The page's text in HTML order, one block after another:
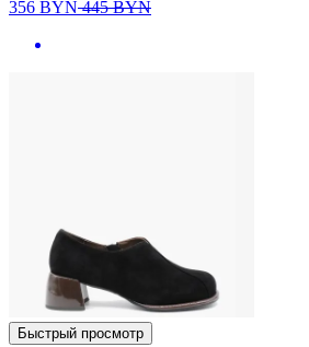
356 BYN445BYN
Быстрый просмотр